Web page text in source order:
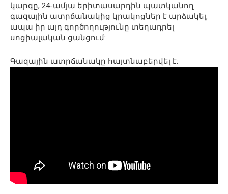
կարգը, 24-ամյա երիտասարդին պատկանող
գազային ատրճանակից կրակոցներ է արձակել,
ապա իր այդ գործողությունը տեղադրել
սոցիալական ցանցում:
Գազային ատրճանակը հայտնաբերվել է: